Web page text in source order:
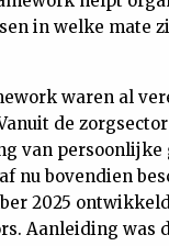
in welke mate
waren al
de
van
nu bovendien
2025
Aanleiding was